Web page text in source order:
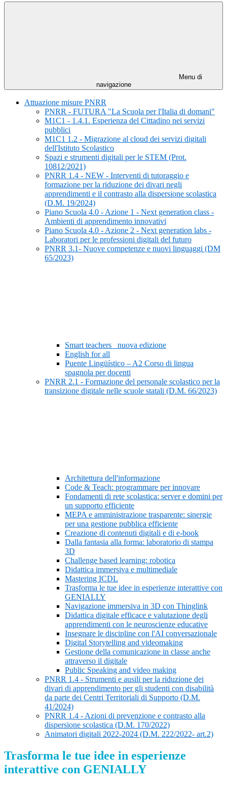
Menu di
navigazione
Attuazione misure PNRR
PNRR - FUTURA "La Scuola per l'Italia di domani"
M1C1 - 1.4.1. Esperienza del Cittadino nei servizi
pubblici
M1C1 1.2 - Migrazione al cloud dei servizi digitali
dell'Istituto Scolastico
Spazi e strumenti digitali per le STEM (Prot.
10812/2021)
PNRR 1.4 - NEW - Interventi di tutoraggio e
formazione per la riduzione dei divari negli
apprendimenti e il contrasto alla dispersione scolastica
(D.M. 19/2024)
Piano Scuola 4.0 - Azione 1 - Next generation class -
Ambienti di apprendimento innovativi
Piano Scuola 4.0 - Azione 2 - Next generation labs -
Laboratori per le professioni digitali del futuro
PNRR 3.1- Nuove competenze e nuovi linguaggi (DM
65/2023)
Smart teachers_ nuova edizione
English for all
Puente Lingüístico – A2 Corso di lingua
spagnola per docenti
PNRR 2.1 - Formazione del personale scolastico per la
transizione digitale nelle scuole statali (D.M. 66/2023)
Architettura dell'informazione
Code & Teach: programmare per innovare
Fondamenti di rete scolastica: server e domini per
un supporto efficiente
MEPA e amministrazione trasparente: sinergie
per una gestione pubblica efficiente
Creazione di contenuti digitali e di e-book
Dalla fantasia alla forma: laboratorio di stampa
3D
Challenge based learning: robotica
Didattica immersiva e multimediale
Mastering ICDL
Trasforma le tue idee in esperienze interattive con
GENIALLY
Navigazione immersiva in 3D con Thinglink
Didattica digitale efficace e valutazione degli
apprendimenti con le neuroscienze educative
Insegnare le discipline con l'AI conversazionale
Digital Storytelling and videomaking
Gestione della comunicazione in classe anche
attraverso il digitale
Public Speaking and video making
PNRR 1.4 - Strumenti e ausili per la riduzione dei
divari di apprendimento per gli studenti con disabilità
da parte dei Centri Territoriali di Supporto (D.M.
41/2024)
PNRR 1.4 - Azioni di prevenzione e contrasto alla
dispersione scolastica (D.M. 170/2022)
Animatori digitali 2022-2024 (D.M. 222/2022- art.2)
Trasforma le tue idee in esperienze
interattive con GENIALLY